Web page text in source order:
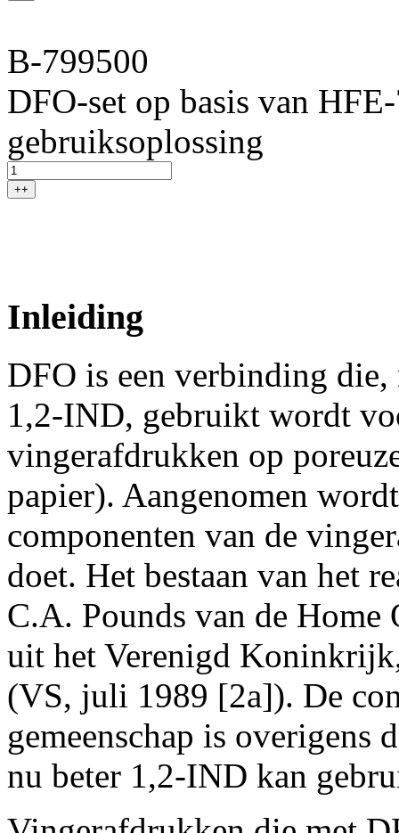
B-799500
DFO-set op basis van
gebruiksoplossing
++
Inleiding
DFO is een verbinding
1,2-IND, gebruikt wordt
vingerafdrukken op
papier). Aangenomen
componenten van de
doet. Het bestaan van het
C.A. Pounds van de Home
uit het Verenigd
(VS, juli 1989 [2a]). De
gemeenschap is overigens
nu beter 1,2-IND kan